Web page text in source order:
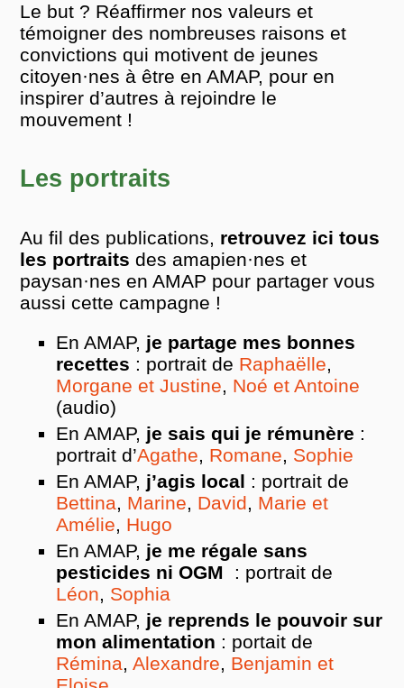
Le but ? Réaffirmer nos valeurs et
témoigner des nombreuses raisons et
convictions qui motivent de jeunes
citoyen·nes à être en AMAP, pour en
inspirer d’autres à rejoindre le
mouvement !
Les portraits
Au fil des publications, retrouvez ici tous
les portraits des amapien·nes et
paysan·nes en AMAP pour partager vous
aussi cette campagne !
En AMAP, je partage mes bonnes
recettes : portrait de Raphaëlle,
Morgane et Justine, Noé et Antoine
(audio)
En AMAP, je sais qui je rémunère :
portrait d’Agathe, Romane, Sophie
En AMAP, j’agis local : portrait de
Bettina, Marine, David, Marie et
Amélie, Hugo
En AMAP, je me régale sans
pesticides ni OGM
: portrait de
Léon, Sophia
En AMAP, je reprends le pouvoir sur
mon alimentation : portait de
Rémina,Alexandre, Benjamin et